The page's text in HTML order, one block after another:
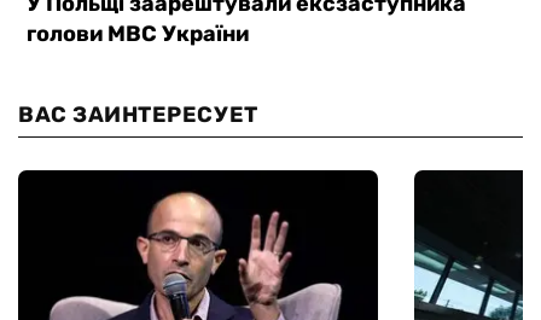
ВАС ЗАИНТЕРЕСУЕТ